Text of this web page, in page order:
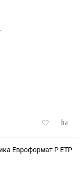
Добавить
Евроформат Р ЕТР